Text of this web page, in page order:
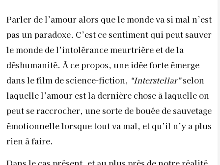
Parler de l’amour alors que le monde va si mal n’est
pas un paradoxe. C’est ce sentiment qui peut sauver
le monde de l’intolérance meurtrière et de la
déshumanité. À cepropos, une idée forte émerge
dans le film de science-fiction, “Interstellar”selon
laquelle l’amour est la dernière chose à laquelle on
peut se raccrocher, une sorte de bouée de sauvetage
émotionnelle lorsque tout va mal, et qu’il n’y a plus
rien à faire.